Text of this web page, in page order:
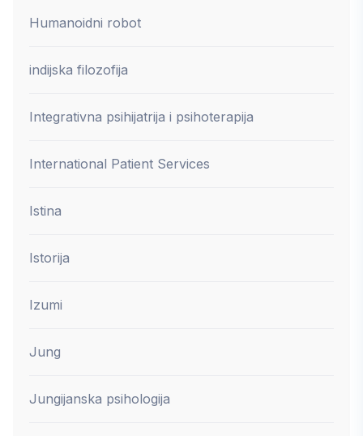
Humanoidni robot
indijska filozofija
Integrativna psihijatrija i psihoterapija
International Patient Services
Istina
Istorija
Izumi
Jung
Jungijanska psihologija